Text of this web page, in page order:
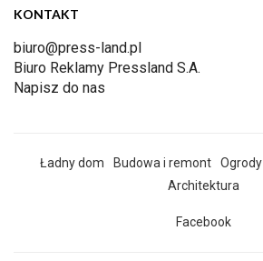
KONTAKT
biuro@press-land.pl
Biuro Reklamy Pressland S.A.
Napisz do nas
Ładny dom Budowa i remont Ogrody
Architektura
Facebook